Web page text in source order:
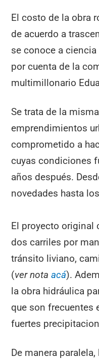
El costo de la obra
de acuerdo a
se conoce a
por cuenta de la
multimillonario
Se trata de la
emprendimientos
comprometido a
cuyas condiciones
años después.
novedades hasta
El proyecto original
dos carriles por
tránsito liviano,
(ver notaacá).
la obra hidráulica
que son frecuentes
fuertes
De manera